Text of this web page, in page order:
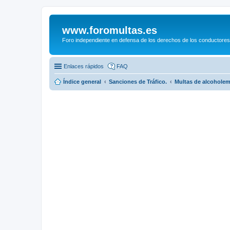
www.foromultas.es
Foro independiente en defensa de los derechos de los
Enlaces rápidos FAQ
Índice general Sanciones de Tráfico. Multas de